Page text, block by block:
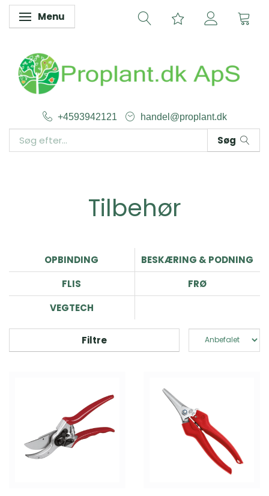
Skifte navigation
Menu
+4593942121 handel@proplant.dk
Søg
Tilbehør
OPBINDING
BESKÆRING & PODNING
FLIS
FRØ
VEGTECH
Filtre